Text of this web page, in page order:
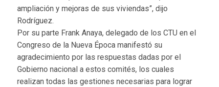
ampliación y mejoras de sus viviendas”, dijo
Rodríguez.
Por su parte Frank Anaya, delegado de los CTU en el
Congreso de la Nueva Época manifestó su
agradecimiento por las respuestas dadas por el
Gobierno nacional a estos comités, los cuales
realizan todas las gestiones necesarias para lograr